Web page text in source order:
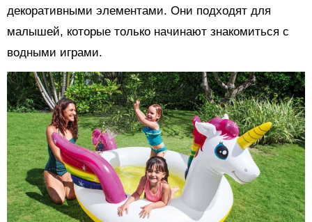
декоративными элементами. Они подходят для
малышей, которые только начинают знакомиться с
водными играми.